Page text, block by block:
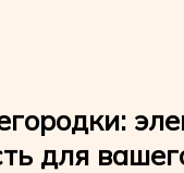
для